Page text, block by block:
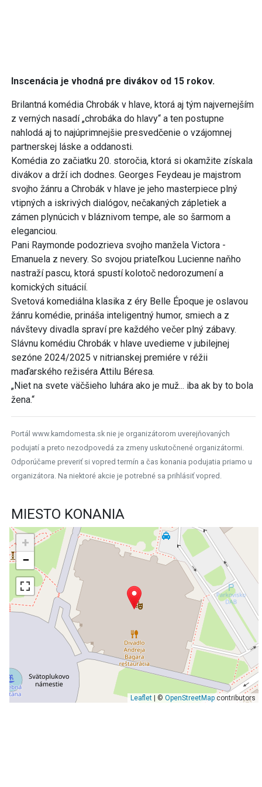
Inscenácia je vhodná pre divákov od 15 rokov.
Brilantná komédia Chrobák v hlave, ktorá aj tým najvernejším
z verných nasadí „chrobáka do hlavy“ a ten postupne
nahlodá aj to najúprimnejšie presvedčenie o vzájomnej
partnerskej láske a oddanosti.
Komédia zo začiatku 20. storočia, ktorá si okamžite získala
divákov a drží ich dodnes. Georges Feydeau je majstrom
svojho žánru a Chrobák v hlave je jeho masterpiece plný
vtipných a iskrivých dialógov, nečakaných zápletiek a
zámen plynúcich v bláznivom tempe, ale so šarmom a
eleganciou.
Pani Raymonde podozrieva svojho manžela Victora -
Emanuela z nevery. So svojou priateľkou Lucienne naňho
nastraží pascu, ktorá spustí kolotoč nedorozumení a
komických situácií.
Svetová komediálna klasika z éry Belle Époque je oslavou
žánru komédie, prináša inteligentný humor, smiech a z
návštevy divadla spraví pre každého večer plný zábavy.
Slávnu komédiu Chrobák v hlave uvedieme v jubilejnej
sezóne 2024/2025 v nitrianskej premiére v réžii
maďarského režiséra Attilu Béresa.
„Niet na svete väčšieho luhára ako je muž... iba ak by to bola
žena.“
Portál www.kamdomesta.sk nie je organizátorom uverejňovaných
podujatí a preto nezodpovedá za zmeny uskutočnené organizátormi.
Odporúčame preveriť si vopred termín a čas konania podujatia priamo u
organizátora. Na niektoré akcie je potrebné sa prihlásiť vopred.
MIESTO KONANIA
+
−
Leaflet| © OpenStreetMapcontributors